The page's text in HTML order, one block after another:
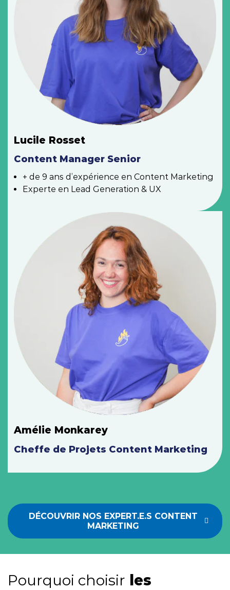
Lucile Rosset
Content Manager Senior
+ de 9 ans d’expérience en Content Marketing
Experte en Lead Generation & UX
Amélie Monkarey
Cheffe de Projets Content Marketing
DÉCOUVRIR NOS EXPERT.E.S CONTENT
MARKETING
Pourquoi choisir les